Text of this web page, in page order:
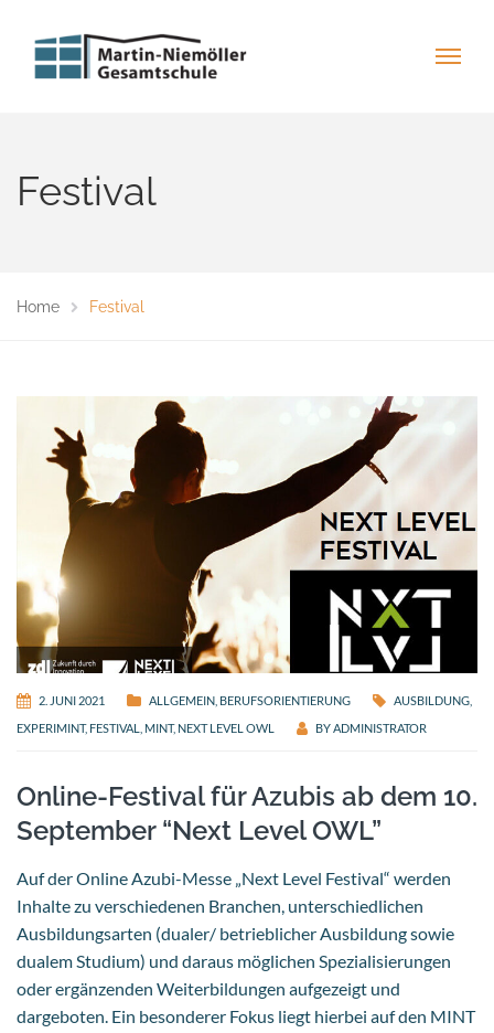
Festival
Home Festival
2. JUNI 2021 ALLGEMEIN BERUFSORIENTIERUNG AUSBILDUNG
EXPERIMINT, FESTIVAL MINT, NEXT LEVEL OWL BYADMINISTRATOR
Online-Festival für Azubis ab dem 10.
September “Next Level OWL”
Auf der Online Azubi-Messe „Next Level Festival“ werden
Inhalte zu verschiedenen Branchen, unterschiedlichen
Ausbildungsarten (dualer/ betrieblicher Ausbildung sowie
dualem Studium) und daraus möglichen Spezialisierungen
oder ergänzenden Weiterbildungen aufgezeigt und
dargeboten. Ein besonderer Fokus liegt hierbei auf den MINT